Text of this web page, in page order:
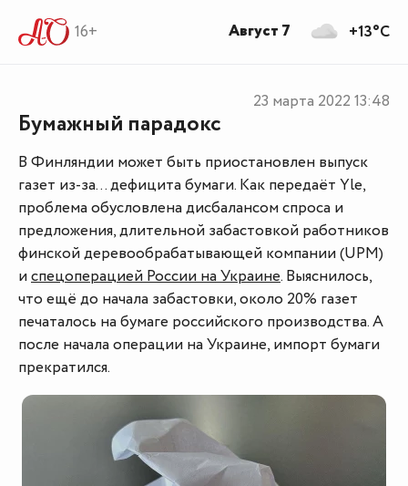
16+
Бумажный парадокс
23 марта 2022 13:48
В Финляндии может быть приостановлен выпуск
газет из-за… дефицита бумаги. Как передаёт Yle,
проблема обусловлена дисбалансом спроса и
предложения, длительной забастовкой работников
финской деревообрабатывающей компании (UPM)
испецоперацией России на Украине. Выяснилось,
что ещё до начала забастовки, около 20% газет
печаталось на бумаге российского производства. А
после начала операции на Украине, импорт бумаги
прекратился.
+13°C
Август 7